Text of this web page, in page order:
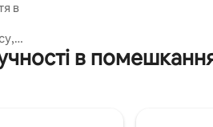
в
Стокгольма! Уявіть, що ви
в